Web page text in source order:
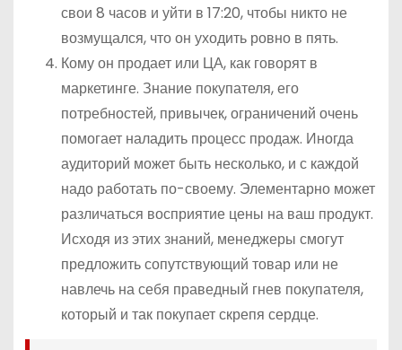
свои 8 часов и уйти в 17:20, чтобы никто не
возмущался, что он уходить ровно в пять.
Кому он продает или ЦА, как говорят в
маркетинге. Знание покупателя, его
потребностей, привычек, ограничений очень
помогает наладить процесс продаж. Иногда
аудиторий может быть несколько, и с каждой
надо работать по-своему. Элементарно может
различаться восприятие цены на ваш продукт.
Исходя из этих знаний, менеджеры смогут
предложить сопутствующий товар или не
навлечь на себя праведный гнев покупателя,
который и так покупает скрепя сердце.